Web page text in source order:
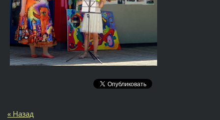
« Назад